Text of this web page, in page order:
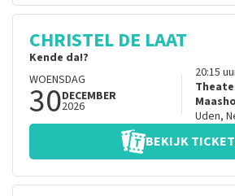
CHRISTEL DE LAAT
Kende da!?
WOENSDAG
30DECEMBER
2026
20:15
Uden,
BEKIJK